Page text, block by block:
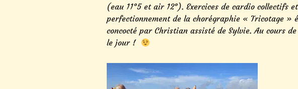
(eau 11°5 et air 12°). Exercices de cardio collectifs
perfectionnement de la chorégraphie « Tricotage »
concocté par Christian assisté de Sylvie. Au cours
le jour !